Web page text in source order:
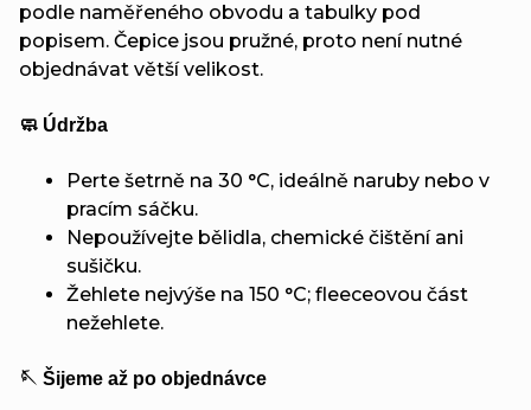
podle naměřeného obvodu a tabulky pod
popisem. Čepice jsou pružné, proto není nutné
objednávat větší velikost.
🧼 Údržba
Perte šetrně na 30 °C, ideálně naruby nebo v
pracím sáčku.
Nepoužívejte bělidla, chemické čištění ani
sušičku.
Žehlete nejvýše na 150 °C; fleeceovou část
nežehlete.
🪡 Šijeme až po objednávce